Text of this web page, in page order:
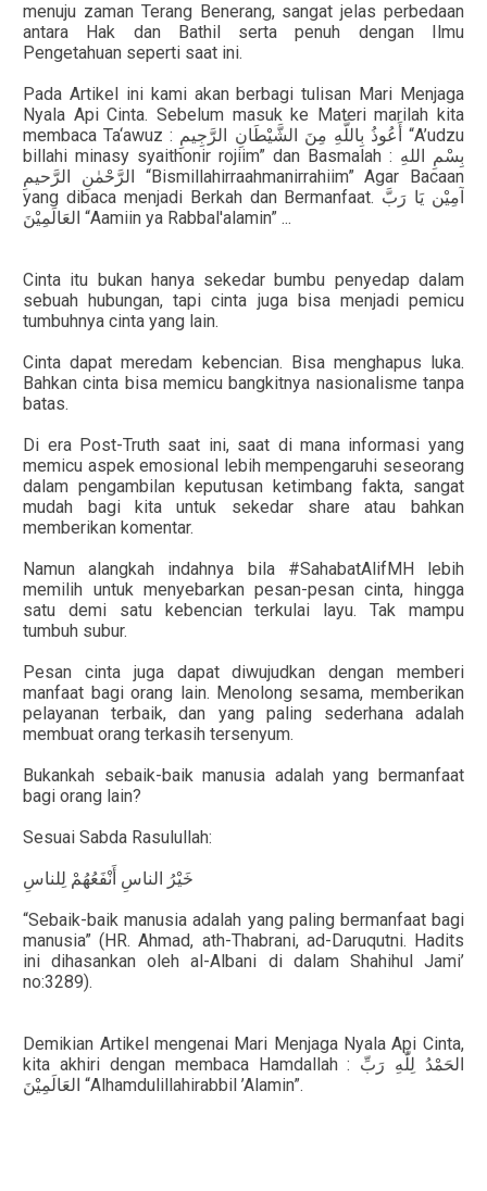
menuju zaman Terang Benerang, sangat jelas perbedaan
antara Hak dan Bathil serta penuh dengan Ilmu
Pengetahuan seperti saat ini.
Pada Artikel ini kami akan berbagi tulisan Mari Menjaga
Nyala Api Cinta. Sebelum masuk ke Materi marilah kita
membaca Ta‘awuz :
أَعُوذُ بِاللَّهِ مِنَ الشَّيْطَانِ الرَّجِيمِ
“A’udzu
billahi minasy syaithonir rojiim” dan Basmalah :
بِسْمِ
اللهِ
الرَّحْمٰنِ
الرَّحيمِ
“Bismillahirraahmanirrahiim” Agar Bacaan
yang dibaca menjadi Berkah dan Bermanfaat.
آمِيْن يَا رَبَّ
العَالَمِيْنَ “Aamiin ya Rabbal'alamin” ...
Cinta itu bukan hanya sekedar bumbu penyedap dalam
sebuah hubungan, tapi cinta juga bisa menjadi pemicu
tumbuhnya cinta yang lain.
Cinta dapat meredam kebencian. Bisa menghapus luka.
Bahkan cinta bisa memicu bangkitnya nasionalisme tanpa
batas.
Di era Post-Truth saat ini, saat di mana informasi yang
memicu aspek emosional lebih mempengaruhi seseorang
dalam pengambilan keputusan ketimbang fakta, sangat
mudah bagi kita untuk sekedar share atau bahkan
memberikan komentar.
Namun alangkah indahnya bila #SahabatAlifMH lebih
memilih untuk menyebarkan pesan-pesan cinta, hingga
satu demi satu kebencian terkulai layu. Tak mampu
tumbuh subur.
Pesan cinta juga dapat diwujudkan dengan memberi
manfaat bagi orang lain. Menolong sesama, memberikan
pelayanan terbaik, dan yang paling sederhana adalah
membuat orang terkasih tersenyum.
Bukankah sebaik-baik manusia adalah yang bermanfaat
bagi orang lain?
Sesuai Sabda Rasulullah:
خَيْرُ الناسِ أَنْفَعُهُمْ لِلناسِ
“Sebaik-baik manusia adalah yang paling bermanfaat bagi
manusia” (HR. Ahmad, ath-Thabrani, ad-Daruqutni. Hadits
ini dihasankan oleh al-Albani di dalam Shahihul Jami’
no:3289).
Demikian Artikel mengenai Mari Menjaga Nyala Api Cinta,
kita akhiri dengan membaca Hamdallah :
الحَمْدُ لِلّٰهِ رَبِّ
العَالَمِيْنَ “Alhamdulillahirabbil ’Alamin”.